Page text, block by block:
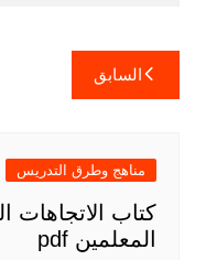
تصفّح
المقالات
السابق
مناهج وطرق التدريس
كتاب
المعلمين pdf